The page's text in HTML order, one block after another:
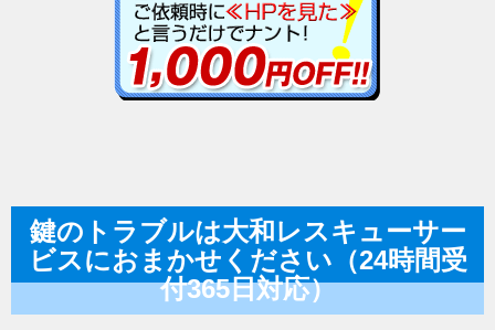
鍵のトラブルは大和レスキューサー
ビスにおまかせください（24時間受
付365日対応）